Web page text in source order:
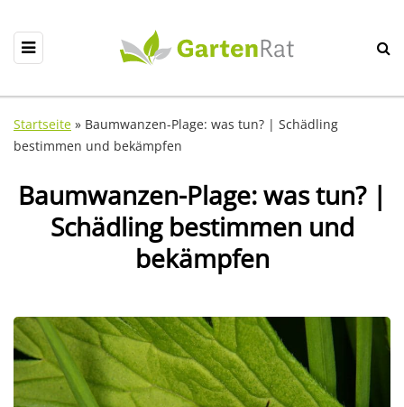
Startseite » Baumwanzen-Plage: was tun? | Schädling
bestimmen und bekämpfen
Baumwanzen-Plage: was tun? |
Schädling bestimmen und
bekämpfen